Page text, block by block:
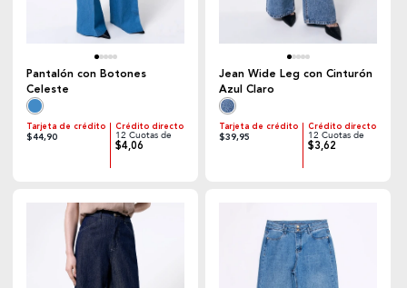
Pantalón con Botones
Celeste
Tarjeta de crédito
$44,90
Crédito directo
12 Cuotas de
$4,06
Jean Wide Leg con Cinturón
Azul Claro
Tarjeta de crédito
$39,95
Crédito directo
12 Cuotas de
$3,62